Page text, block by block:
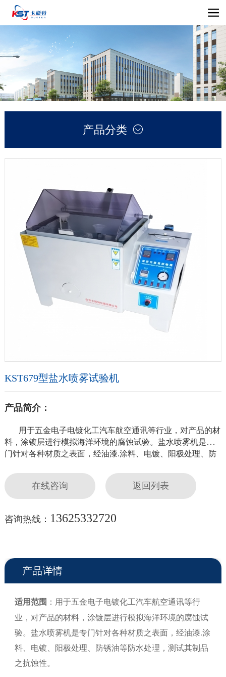
产品分类 
KST679型盐水喷雾试验机
产品简介：
用于五金电子电镀化工汽车航空通讯等行业，对产品的材
料，涂镀层进行模拟海洋环境的腐蚀试验。盐水喷雾机是专
门针对各种材质之表面，经油漆.涂料、电镀、阳极处理、防
在线咨询 返回列表
咨询热线： 13625332720
产品详情
适用范围 ：用于五金电子电镀化工汽车航空通讯等行
业，对产品的材料，涂镀层进行模拟海洋环境的腐蚀试
验。盐水喷雾机是专门针对各种材质之表面，经油漆.涂
料、电镀、阳极处理、防锈油等防水处理，测试其制品
之抗蚀性。